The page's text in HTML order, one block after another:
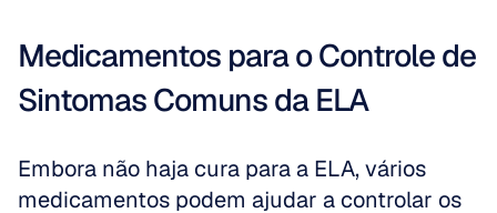
Medicamentos para o Controle de
Sintomas Comuns da ELA
Embora não haja cura para a ELA, vários
medicamentos podem ajudar a controlar os